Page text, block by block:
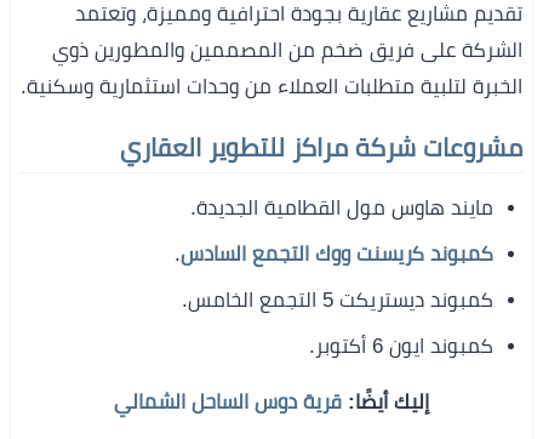
تقديم مشاريع عقارية بجودة احترافية ومميزة، وتعتمد
الشركة على فريق ضخم من المصممين والمطورين ذوي
الخبرة لتلبية متطلبات العملاء من وحدات استثمارية وسكنية.
مشروعات شركة مراكز للتطوير العقاري
مايند هاوس مول القطامية الجديدة.
كمبوند كريسنت ووك التجمع السادس.
كمبوند ديستريكت 5 التجمع الخامس.
كمبوند ايون 6 أكتوبر.
إليك أيضًا: قرية دوس الساحل الشمالي